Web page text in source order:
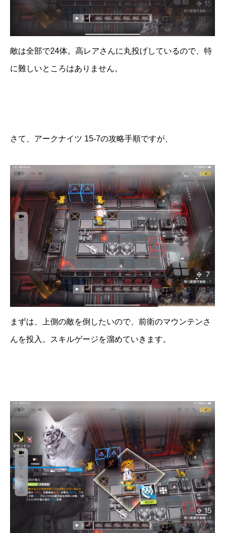
敵は全部で24体。高レアさんに丸投げしているので、特
に難しいところはありません。
さて、アークナイツ 15-7の攻略手順ですが、
まずは、上側の敵を倒したいので、前衛のマウンテンさ
んを投入。スキルゲージを溜めていきます。